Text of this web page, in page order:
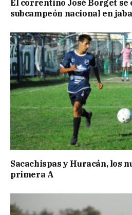
El correntino José Borget se
subcampeón nacional en
Sacachispas y Huracán, los
primera A